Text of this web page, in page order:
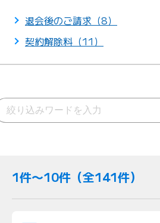
退会後のご請求（8）
契約解除料（11）
1件〜10件（全141件）